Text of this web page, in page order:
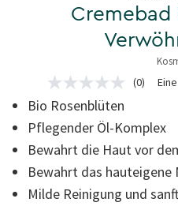
Cremebad
3.8 von 5 Sternen
Kein
Bewertungswert
Link
zur
gleichen
Seite.
(0)
Bio Rosenblüten
Pflegender Öl-Komplex
Bewahrt die Haut vor
Bewahrt das hauteigene
Milde Reinigung und